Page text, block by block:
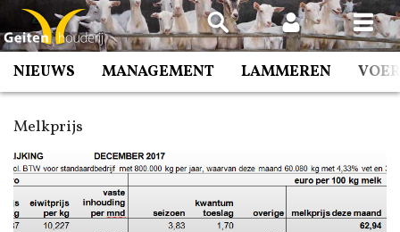
Spring
naar
inhoud
NIEUWS MANAGEMENT LAMMEREN
Melkprijs